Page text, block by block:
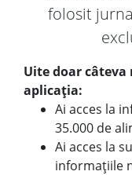
folosit
Uite doar
aplicația:
Ai acces la
35.000 de
Ai acces la
informațiile